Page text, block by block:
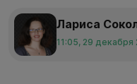
Лариса
11:05, 29 декабря